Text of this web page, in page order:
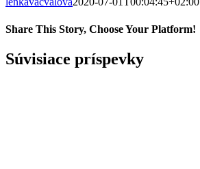
Share This Story, Choose Your Platform!
Facebook
Twitter
Reddit
LinkedIn
Pinterest
Email
Súvisiace príspevky